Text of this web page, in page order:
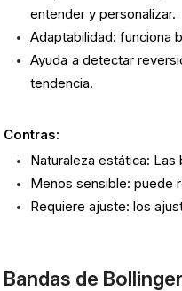
entender y personalizar.
Adaptabilidad: funciona
Ayuda a detectar
tendencia.
Contras:
Naturaleza estática: Las
Menos sensible: puede
Requiere ajuste: los
Bandas de